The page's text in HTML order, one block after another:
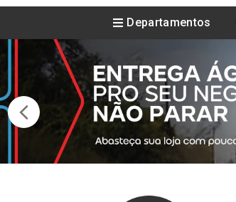
Departamentos